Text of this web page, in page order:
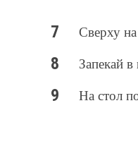
Сверху
Запекай
На стол